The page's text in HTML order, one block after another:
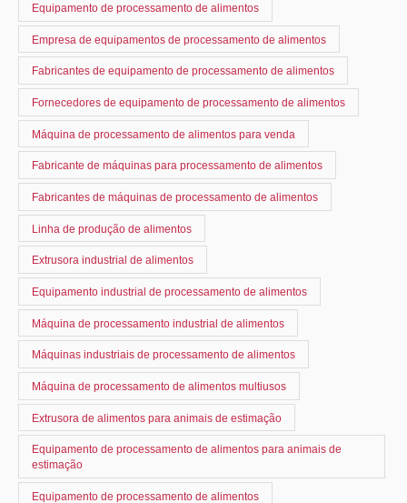
Equipamento de processamento de alimentos
Empresa de equipamentos de processamento de alimentos
Fabricantes de equipamento de processamento de alimentos
Fornecedores de equipamento de processamento de alimentos
Máquina de processamento de alimentos para venda
Fabricante de máquinas para processamento de alimentos
Fabricantes de máquinas de processamento de alimentos
Linha de produção de alimentos
Extrusora industrial de alimentos
Equipamento industrial de processamento de alimentos
Máquina de processamento industrial de alimentos
Máquinas industriais de processamento de alimentos
Máquina de processamento de alimentos multiusos
Extrusora de alimentos para animais de estimação
Equipamento de processamento de alimentos para animais de
estimação
Equipamento de processamento de alimentos